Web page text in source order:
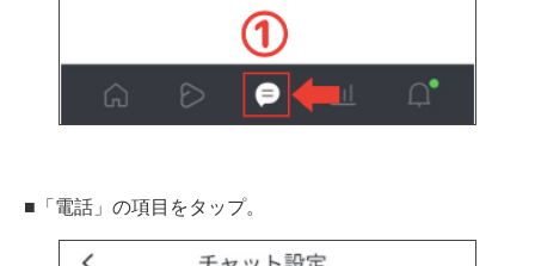
■「電話」の項目をタップ。